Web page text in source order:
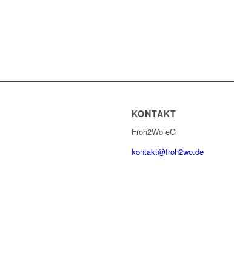
KONTAKT
Froh2Wo eG
kontakt@froh2wo.de